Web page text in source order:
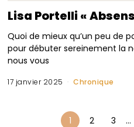
Lisa Portelli «
Quoi de mieux qu’un peu de
pour débuter sereinement la
nous vous
17 janvier 2025 Chronique
1 2 3 …